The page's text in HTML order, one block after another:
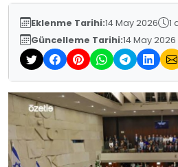
Eklenme Tarihi:14 May 2026
1
Güncelleme Tarihi:14 May 2026